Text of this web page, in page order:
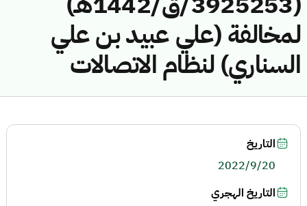
لمخالفة (علي عبيد بن علي
السناري) لنظام الاتصالات
التاريخ
2022/9/20
التاريخ الهجري